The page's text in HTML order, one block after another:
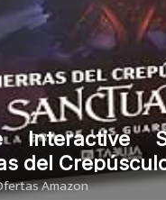
Interactive
del
Amazon